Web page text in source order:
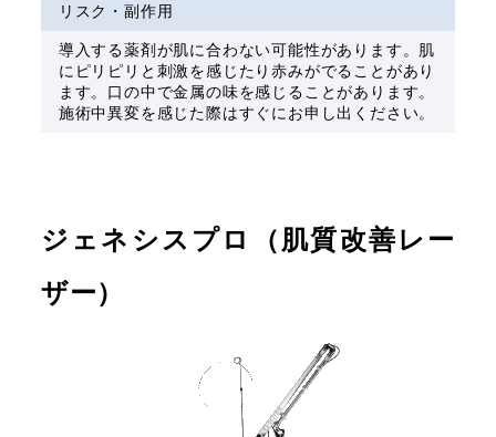
リスク・副作用
導入する薬剤が肌に合わない可能性があります。肌
にピリピリと刺激を感じたり赤みがでることがあり
ます。口の中で金属の味を感じることがあります。
施術中異変を感じた際はすぐにお申し出ください。
ジェネシスプロ（肌質改善レー
ザー）